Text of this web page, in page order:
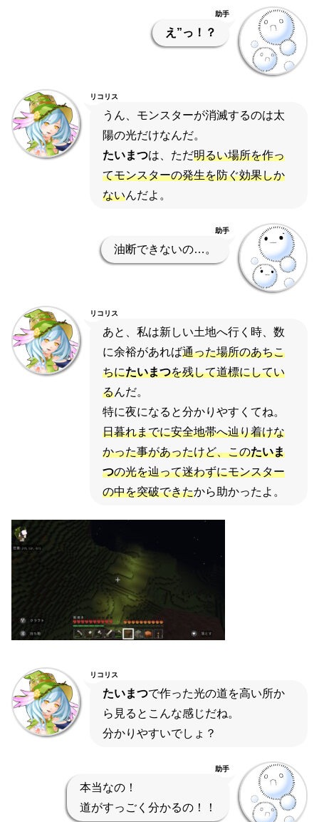
助手
え”っ！？
リコリス
うん、モンスターが消滅するのは太
陽の光だけなんだ。
たいまつは、ただ明るい場所を作っ
てモンスターの発生を防ぐ効果しか
ないんだよ。
助手
油断できないの…。
リコリス
あと、私は新しい土地へ行く時、数
に余裕があれば通った場所のあちこ
ちにたいまつを残して道標にしてい
るんだ。
特に夜になると分かりやすくてね。
日暮れまでに安全地帯へ辿り着けな
かった事があったけど、このたいま
つの光を辿って迷わずにモンスター
の中を突破できたから助かったよ。
リコリス
たいまつで作った光の道を高い所か
ら見るとこんな感じだね。
分かりやすいでしょ？
助手
本当なの！
道がすっごく分かるの！！